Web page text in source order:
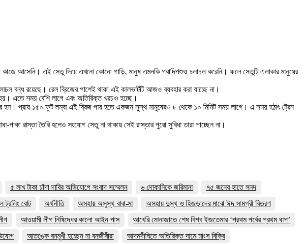
আসেনি। এই সেতু দিয়ে এখনো কোনো গাড়ি, মানুষ এমনকি গবাদিপশুও চলাচল করেনি। ফলে সেতুটি এলাকার মানুষের
বন্ধ রয়েছে। রেল ব্রিজের পাশেই থাকা এই কালভার্টটি আজও ব্যবহার করা যাচ্ছে না।
এতে সময় বেশি লাগে এবং অতিরিক্ত খরচও হচ্ছে।
হন। প্রায় ১৫০ ফুট লম্বা এই ব্রিজ পার হতে একজন সুস্থ মানুষেরও ৮ থেকে ১০ মিনিট সময় লাগে। এ সময় হঠাৎ ট্রেন
রাস্তা তৈরি হলেও সংযোগ সেতু না থাকায় সেই রাস্তার পুরো সুবিধা তারা পাচ্ছেন না।
৫ লাখ টাকা চাঁদা দাবির অভিযোগে সংবাদ সম্মেলন ৬ দোকানিকে জরিমানা
৭৫ জনের হাতে সনদ
ট্রলিং বোট অর্থনীতি অসহায় অসুস্থ বাবা-মা
অসহায় দুস্থ ও হিজড়াদের মাঝে ঈদ সামগ্রী বিতরণ
আওয়ামী লীগ নিষিদ্ধের কালো আইন পাস
আখেরি মোনাজাতে শেষ বিশ্ব ইজতেমার ‘প্রথম পর্বের প্রথম ধাপ’
আতঙ্কে বনমুখী হচ্ছেন না বনজীবীরা
আদমদীঘিতে অতিরিক্ত দামে মাংস বিক্রি